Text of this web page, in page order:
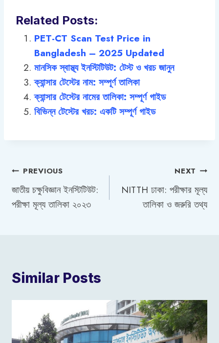
Related Posts:
PET-CT Scan Test Price in
Bangladesh – 2025 Updated
মানসিক স্বাস্থ্য ইনস্টিটিউট: টেস্ট ও খরচ জানুন
ক্যান্সার টেস্টের নাম: সম্পূর্ণ তালিকা
ক্যান্সার টেস্টের নামের তালিকা: সম্পূর্ণ গাইড
বিভিন্ন টেস্টের খরচ: একটি সম্পূর্ণ গাইড
Post
navigation
PREVIOUS
জাতীয় চক্ষুবিজ্ঞান ইনস্টিটিউট:
পরীক্ষা মূল্য তালিকা ২০২৩
NEXT
NITTH ঢাকা: পরীক্ষার মূল্য
তালিকা ও জরুরি তথ্য
Similar Posts